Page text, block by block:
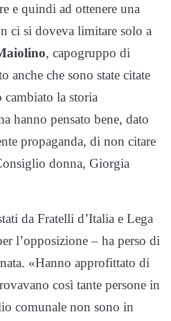
e quindi ad ottenere una
ci si doveva limitare solo a
, capogruppo di
anche che sono state citate
cambiato la storia
hanno pensato bene, dato
propaganda, di non citare
donna, Giorgia
da Fratelli d’Italia e Lega
l’opposizione – ha perso di
«Hanno approfittato di
così tante persone in
comunale non sono in